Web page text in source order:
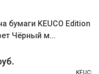
бумаги KEUCO Edition
Чёрный м...
KEUCO